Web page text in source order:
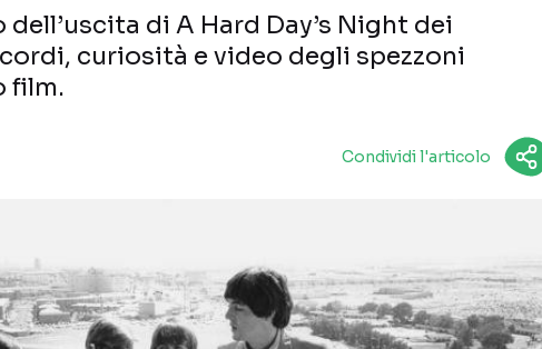
dell’uscita di A Hard Day’s Night dei
curiosità e video degli spezzoni
film.
Condividi l'articolo